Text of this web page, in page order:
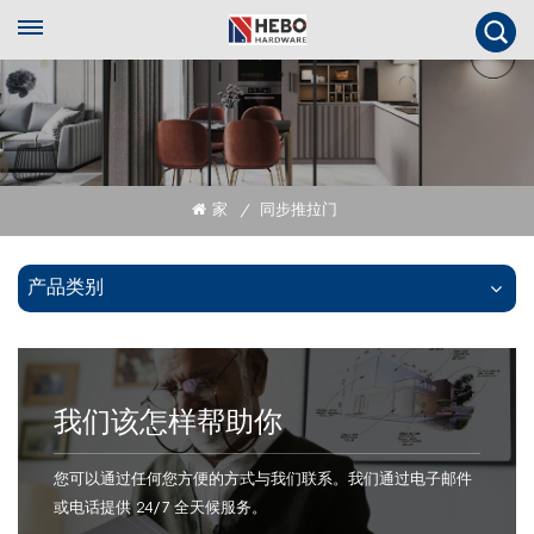
家 / 同步推拉门
产品类别
我们该怎样帮助你
您可以通过任何您方便的方式与我们联系。我们通过电子邮件
或电话提供 24/7 全天候服务。